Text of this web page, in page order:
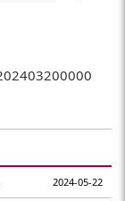
2024-05-22